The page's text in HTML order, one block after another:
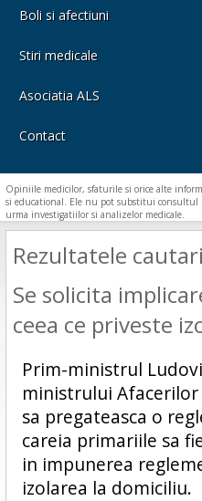
Boli si afectiuni
Stiri medicale
Asociatia ALS
Contact
Opiniile medicilor, sfaturile si orice alte
si educational. Ele nu pot substitui
urma investigatiilor si analizelor medicale.
Rezultatele
Se solicita
ceea ce priveste
Prim-ministrul
ministrului Afacerilor
sa pregateasca o
careia primariile sa
in impunerea
izolarea la domiciliu.